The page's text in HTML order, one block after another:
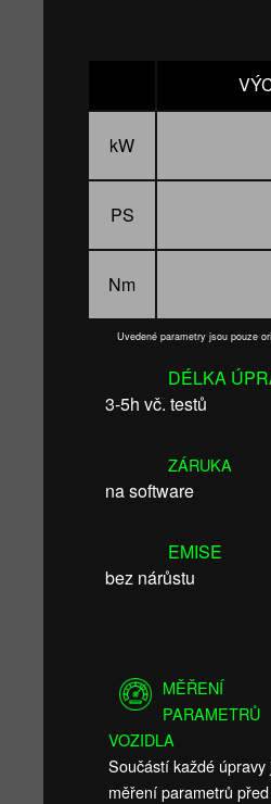
kW
PS
Nm
Uvedené parametry jsou pouze
DÉLKA
3-5h vč. testů
ZÁRUKA
na software
EMISE
bez nárůstu
MĚŘENÍ
PARAMETRŮ
VOZIDLA
Součástí každé úpravy
měření parametrů